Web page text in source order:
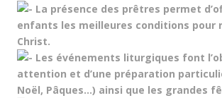
La présence des prêtres permet
enfants les meilleures conditions pour
Christ.
Les événements liturgiques font
attention et d’une préparation
Noël, Pâques…) ainsi que les grandes